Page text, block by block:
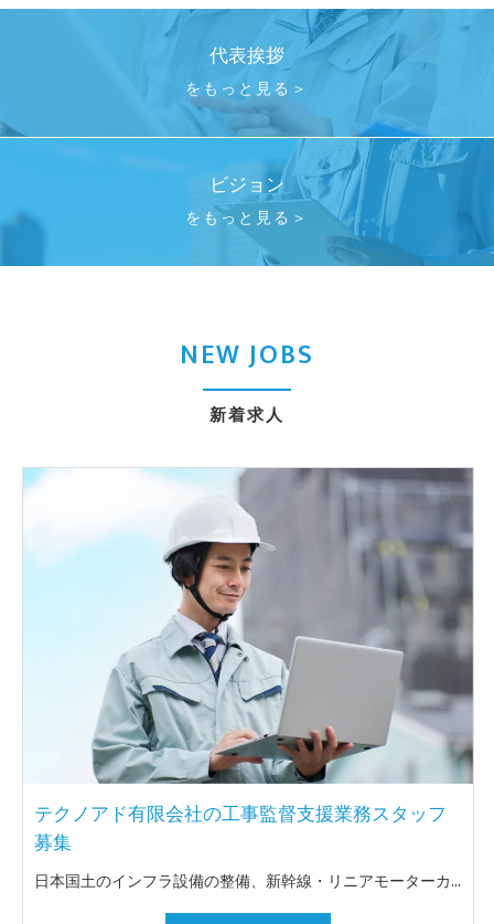
代表挨拶
をもっと見る＞
ビジョン
をもっと見る＞
新着求人
NEW JOBS
テクノアド有限会社の工事監督支援業務スタッフ
募集
日本国土のインフラ設備の整備、新幹線・リニアモーターカーの軌道整備や、近年頻発している自然災害による被災地復旧等、専門技術者の需要が増加しています。これまで民間で培った設計・現場施工の技術を活かせる官公庁を主体とした業務 (現場施工監理等) です。 募集人員に制限はありません。また、近畿を主体としていますが、全国及び海外勤務も可能です。